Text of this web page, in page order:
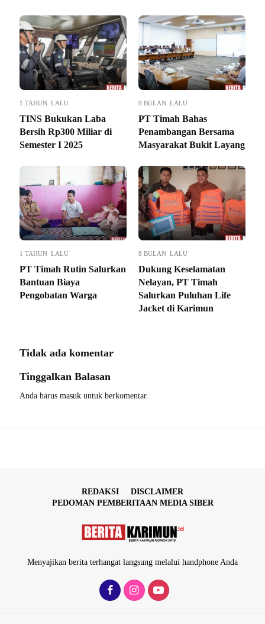
1 TAHUN LALU
TINS Bukukan Laba
Bersih Rp300 Miliar di
Semester I 2025
9 BULAN LALU
PT Timah Bahas
Penambangan Bersama
Masyarakat Bukit Layang
1 TAHUN LALU
PT Timah Rutin Salurkan
Bantuan Biaya
Pengobatan Warga
8 BULAN LALU
Dukung Keselamatan
Nelayan, PT Timah
Salurkan Puluhan Life
Jacket di Karimun
Tidak ada komentar
Tinggalkan Balasan
Anda harus masuk untuk berkomentar.
REDAKSI
DISCLAIMER
PEDOMAN PEMBERITAAN MEDIA SIBER
Menyajikan berita terhangat langsung melalui handphone Anda